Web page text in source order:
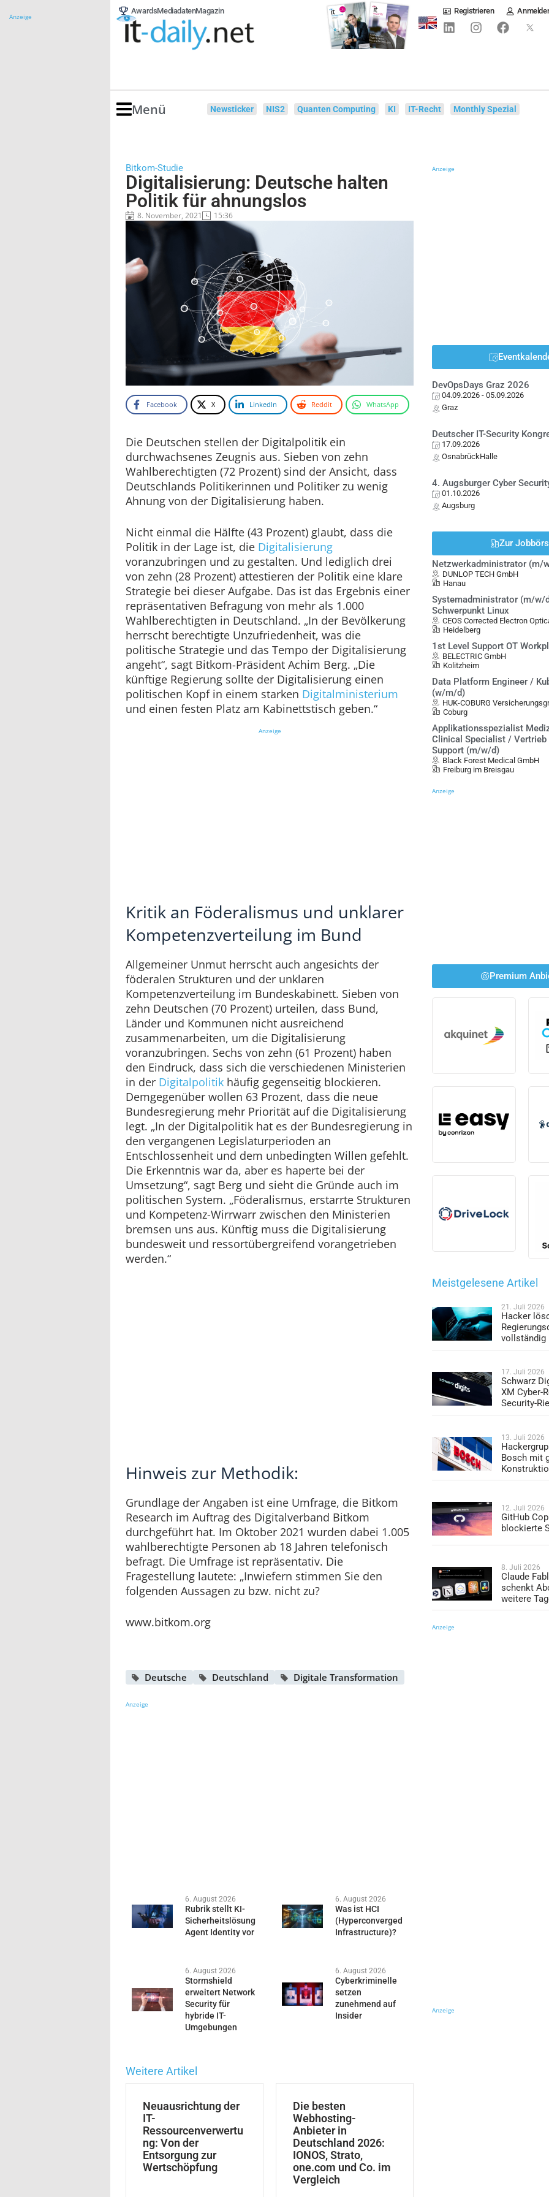
Anzeige
AwardsMediadatenMagazin Registrieren
Menü Newsticker NIS2 Quanten Computing KI IT-Recht Monthly Spezial
Bitkom-Studie
Digitalisierung: Deutsche halten
Politik für ahnungslos
8. November, 2021 15:36
Facebook X LinkedIn Reddit WhatsApp
Die Deutschen stellen der Digitalpolitik ein
durchwachsenes Zeugnis aus. Sieben von zehn
Wahlberechtigten (72 Prozent) sind der Ansicht, dass
Deutschlands Politikerinnen und Politiker zu wenig
Ahnung von der Digitalisierung haben.
Nicht einmal die Hälfte (43 Prozent) glaubt, dass die
Politik in der Lage ist, die Digitalisierung
voranzubringen und zu gestalten. Und lediglich drei
von zehn (28 Prozent) attestieren der Politik eine klare
Strategie bei dieser Aufgabe. Das ist das Ergebnis einer
repräsentativen Befragung von mehr als 1.000
Wahlberechtigten in Deutschland. „In der Bevölkerung
herrscht berechtigte Unzufriedenheit, was die
politische Strategie und das Tempo der Digitalisierung
angeht“, sagt Bitkom-Präsident Achim Berg. „Die
künftige Regierung sollte der Digitalisierung einen
politischen Kopf in einem starken Digitalministerium
und einen festen Platz am Kabinettstisch geben.“
Anzeige
Kritik an Föderalismus und unklarer
Kompetenzverteilung im Bund
Allgemeiner Unmut herrscht auch angesichts der
föderalen Strukturen und der unklaren
Kompetenzverteilung im Bundeskabinett. Sieben von
zehn Deutschen (70 Prozent) urteilen, dass Bund,
Länder und Kommunen nicht ausreichend
zusammenarbeiten, um die Digitalisierung
voranzubringen. Sechs von zehn (61 Prozent) haben
den Eindruck, dass sich die verschiedenen Ministerien
in der Digitalpolitik häufig gegenseitig blockieren.
Demgegenüber wollen 63 Prozent, dass die neue
Bundesregierung mehr Priorität auf die Digitalisierung
legt. „In der Digitalpolitik hat es der Bundesregierung in
den vergangenen Legislaturperioden an
Entschlossenheit und dem unbedingten Willen gefehlt.
Die Erkenntnis war da, aber es haperte bei der
Umsetzung“, sagt Berg und sieht die Gründe auch im
politischen System. „Föderalismus, erstarrte Strukturen
und Kompetenz-Wirrwarr zwischen den Ministerien
bremsen uns aus. Künftig muss die Digitalisierung
bundesweit und ressortübergreifend vorangetrieben
werden.“
Hinweis zur Methodik:
Grundlage der Angaben ist eine Umfrage, die Bitkom
Research im Auftrag des Digitalverband Bitkom
durchgeführt hat. Im Oktober 2021 wurden dabei 1.005
wahlberechtigte Personen ab 18 Jahren telefonisch
befragt. Die Umfrage ist repräsentativ. Die
Fragestellung lautete: „Inwiefern stimmen Sie den
folgenden Aussagen zu bzw. nicht zu?
www.bitkom.org
Deutsche Deutschland Digitale Transformation
Anzeige
6. August 2026
Rubrik stellt KI-
Sicherheitslösung
Agent Identity vor
6. August 2026
Was ist HCI
(Hyperconverged
Infrastructure)?
6. August 2026
Stormshield
erweitert Network
Security für
hybride IT-
Umgebungen
6. August 2026
Cyberkriminelle
setzen
zunehmend auf
Insider
Weitere Artikel
Neuausrichtung der
IT-
Ressourcenverwertu
ng: Von der
Entsorgung zur
Wertschöpfung
Die besten
Webhosting-
Anbieter in
Deutschland 2026:
IONOS, Strato,
one.com und Co. im
Vergleich
Anzeige
DevOpsDays Graz 2026
04.09.2026 - 05.09.2026
Graz
Deutscher IT-Security
17.09.2026
OsnabrückHalle
4. Augsburger Cyber
01.10.2026
Augsburg
Zur
Netzwerkadministrator (m/
DUNLOP TECH GmbH
Hanau
Systemadministrator (m/w/
Schwerpunkt Linux
CEOS Corrected Electron
Heidelberg
1st Level Support OT
BELECTRIC GmbH
Kolitzheim
Data Platform Engineer /
(w/m/d)
HUK-COBURG
Coburg
Applikationsspezialist
Clinical Specialist / Vertrieb
Support (m/w/d)
Black Forest Medical GmbH
Freiburg im Breisgau
Anzeige
Premium
Meistgelesene Artikel
21. Juli 2026
Hacker
vollständig
17. Juli 2026
Schwarz
XM Cyber-
Security-
13. Juli 2026
Bosch mit
12. Juli 2026
GitHub
blockierte
8. Juli 2026
Claude
schenkt
weitere
Anzeige
Anzeige